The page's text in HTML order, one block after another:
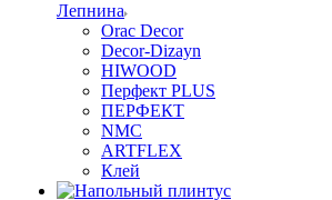
Лепнина
Orac Decor
Decor-Dizayn
HIWOOD
Перфект PLUS
ПЕРФЕКТ
NMC
ARTFLEX
Клей